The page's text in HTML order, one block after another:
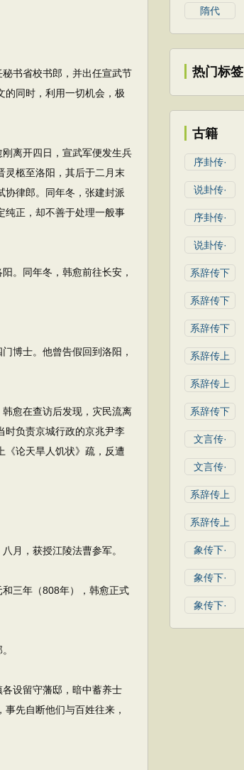
书省校书郎，并出任宣武节
的同时，利用一切机会，极
离开四日，宣武军便发生兵
灵柩至洛阳，其后于二月末
协律郎。同年冬，张建封派
纯正，却不善于处理一般事
。同年冬，韩愈前往长安，
博士。他曾告假回到洛阳，
愈在查访后发现，灾民流离
时负责京城行政的京兆尹李
《论天旱人饥状》疏，反遭
月，获授江陵法曹参军。
三年（808年），韩愈正式
设留守藩邸，暗中蓄养士
先自断他们与百姓往来，
隋代
热门标签
古籍
序卦传·
说卦传·
序卦传·
说卦传·
系辞传下
系辞传下
系辞传下
系辞传上
系辞传上
系辞传下
文言传·
文言传·
系辞传上
系辞传上
象传下·
象传下·
象传下·